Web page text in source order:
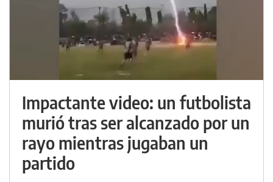
Impactante video: un futbolista
murió tras ser alcanzado por un
rayo mientras jugaban un
partido